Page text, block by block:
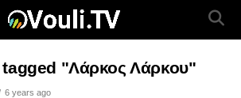
"Λάρκος Λάρκου"
6 years ago